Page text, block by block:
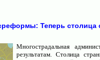
Теперь
Многострадальная
результатам. Столица